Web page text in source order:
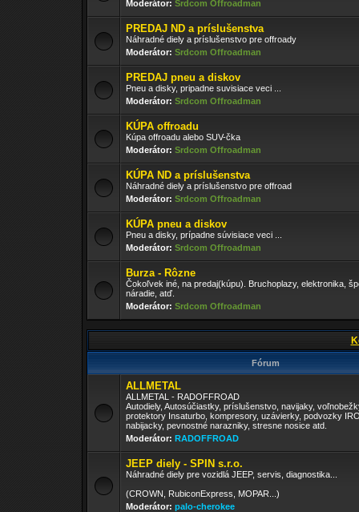
Moderátor: Srdcom Offroadman
PREDAJ ND a príslušenstva
Náhradné diely a príslušenstvo pre offroady
Moderátor: Srdcom Offroadman
PREDAJ pneu a diskov
Pneu a disky, pripadne suvisiace veci ...
Moderátor: Srdcom Offroadman
KÚPA offroadu
Kúpa offroadu alebo SUV-čka
Moderátor: Srdcom Offroadman
KÚPA ND a príslušenstva
Náhradné diely a príslušenstvo pre offroad
Moderátor: Srdcom Offroadman
KÚPA pneu a diskov
Pneu a disky, prípadne súvisiace veci ...
Moderátor: Srdcom Offroadman
Burza - Rôzne
Čokoľvek iné, na predaj(kúpu). Bruchoplazy, elektronika,
náradie, atď.
Moderátor: Srdcom Offroadman
Fórum
ALLMETAL
ALLMETAL - RADOFFROAD
Autodiely, Autosúčiastky, príslušenstvo, navijaky,
protektory Insaturbo, kompresory, uzávierky, podvozky
nabijacky, pevnostné narazniky, stresne nosice atd.
Moderátor: RADOFFROAD
JEEP diely - SPIN s.r.o.
Náhradné diely pre vozidlá JEEP, servis, diagnostika...
(CROWN, RubiconExpress, MOPAR...)
Moderátor: palo-cherokee